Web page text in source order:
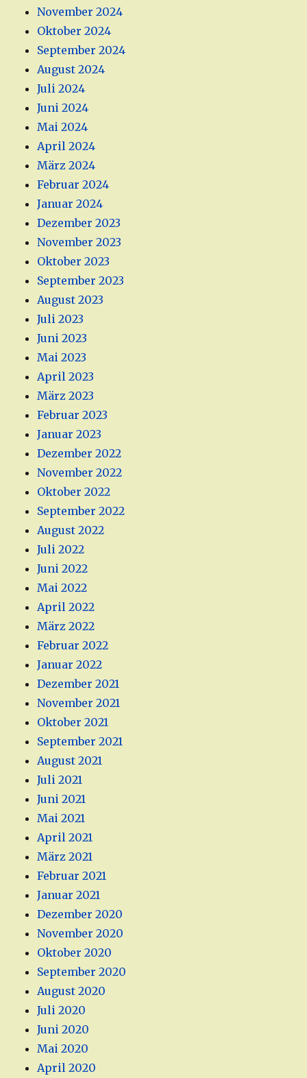
November 2024
Oktober 2024
September 2024
August 2024
Juli 2024
Juni 2024
Mai 2024
April 2024
März 2024
Februar 2024
Januar 2024
Dezember 2023
November 2023
Oktober 2023
September 2023
August 2023
Juli 2023
Juni 2023
Mai 2023
April 2023
März 2023
Februar 2023
Januar 2023
Dezember 2022
November 2022
Oktober 2022
September 2022
August 2022
Juli 2022
Juni 2022
Mai 2022
April 2022
März 2022
Februar 2022
Januar 2022
Dezember 2021
November 2021
Oktober 2021
September 2021
August 2021
Juli 2021
Juni 2021
Mai 2021
April 2021
März 2021
Februar 2021
Januar 2021
Dezember 2020
November 2020
Oktober 2020
September 2020
August 2020
Juli 2020
Juni 2020
Mai 2020
April 2020